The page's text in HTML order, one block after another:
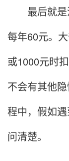
最后就是
每年60元。
或1000元时
不会有其他
程中，假如
问清楚。